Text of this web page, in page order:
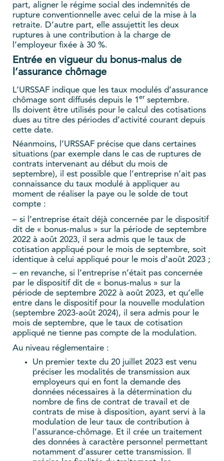
part, aligner le régime social des indemnités de
rupture conventionnelle avec celui de la mise à la
retraite. D’autre part, elle assujettit les deux
ruptures à une contribution à la charge de
l’employeur fixée à 30 %.
Entrée en vigueur du bonus-malus de
l’assurance chômage
L’URSSAF indique que les taux modulés d’assurance
chômage sont diffusés depuis le 1 er septembre.
Ils doivent être utilisés pour le calcul des cotisations
dues au titre des périodes d’activité courant depuis
cette date.
Néanmoins, l’URSSAF précise que dans certaines
situations (par exemple dans le cas de ruptures de
contrats intervenant au début du mois de
septembre), il est possible que l’entreprise n’ait pas
connaissance du taux modulé à appliquer au
moment de réaliser la paye ou le solde de tout
compte :
– si l’entreprise était déjà concernée par le dispositif
dit de « bonus-malus » sur la période de septembre
2022 à août 2023, il sera admis que le taux de
cotisation appliqué pour le mois de septembre, soit
identique à celui appliqué pour le mois d’août 2023 ;
– en revanche, si l’entreprise n’était pas concernée
par le dispositif dit de « bonus-malus » sur la
période de septembre 2022 à août 2023, et qu’elle
entre dans le dispositif pour la nouvelle modulation
(septembre 2023-août 2024), il sera admis pour le
mois de septembre, que le taux de cotisation
appliqué ne tienne pas compte de la modulation.
Au niveau réglementaire :
Un premier texte du 20 juillet 2023 est venu
préciser les modalités de transmission aux
employeurs qui en font la demande des
données nécessaires à la détermination du
nombre de fins de contrat de travail et de
contrats de mise à disposition, ayant servi à la
modulation de leur taux de contribution à
l’assurance-chômage. Et il crée un traitement
des données à caractère personnel permettant
notamment d’assurer cette transmission. Il